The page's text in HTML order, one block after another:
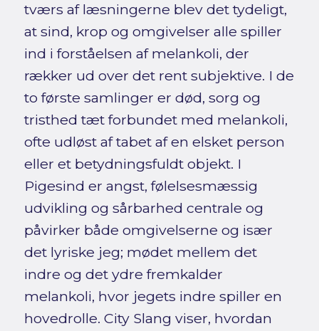
tværs af læsningerne blev det tydeligt,
at sind, krop og omgivelser alle spiller
ind i forståelsen af melankoli, der
rækker ud over det rent subjektive. I de
to første samlinger er død, sorg og
tristhed tæt forbundet med melankoli,
ofte udløst af tabet af en elsket person
eller et betydningsfuldt objekt. I
Pigesind er angst, følelsesmæssig
udvikling og sårbarhed centrale og
påvirker både omgivelserne og især
det lyriske jeg; mødet mellem det
indre og det ydre fremkalder
melankoli, hvor jegets indre spiller en
hovedrolle. City Slang viser, hvordan